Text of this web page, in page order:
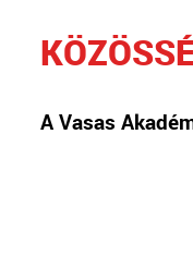
A Vasas